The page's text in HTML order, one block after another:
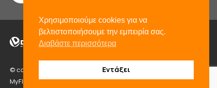
© copyright 2021. All Rights Reserved. Powered by
MyFlexWeb
Χρησιμοποιούμε cookies για να
βελτιστοποιήσουμε την εμπειρία σας.
Διαβάστε περισσότερα
Εντάξει